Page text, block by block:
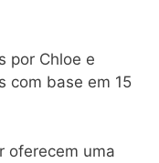
por Chloe e
com base em 15
oferecem uma